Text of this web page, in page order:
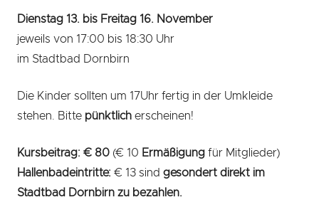
Dienstag 13. bis Freitag 16. November
jeweils von 17:00 bis 18:30 Uhr
im Stadtbad Dornbirn
Die Kinder sollten um 17Uhr fertig in der Umkleide
stehen. Bitte pünktlich erscheinen!
Kursbeitrag: € 80 (€ 10 Ermäßigung für Mitglieder)
Hallenbadeintritte: € 13 sind gesondert direkt im
Stadtbad Dornbirn zu bezahlen.